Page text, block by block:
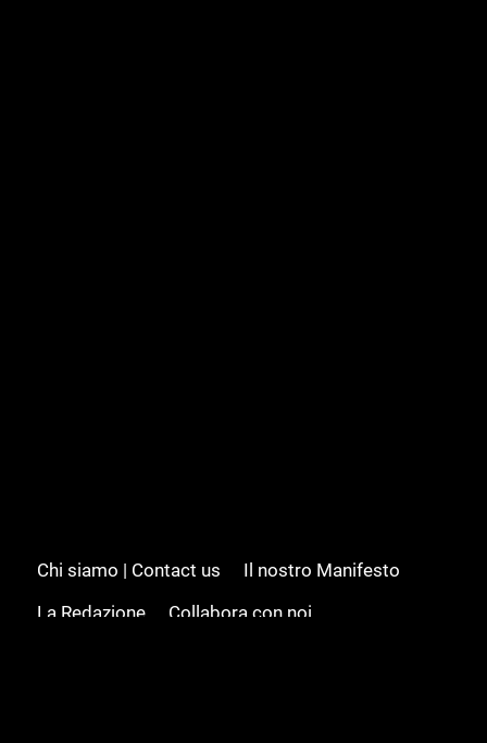
Chi siamo | Contact us
Il nostro Manifesto
La Redazione
Collabora con noi